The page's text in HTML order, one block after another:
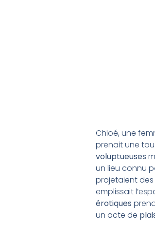
Chloé, une
prenait une
voluptueuses
un lieu connu
projetaient des
emplissait
érotiques
un acte de